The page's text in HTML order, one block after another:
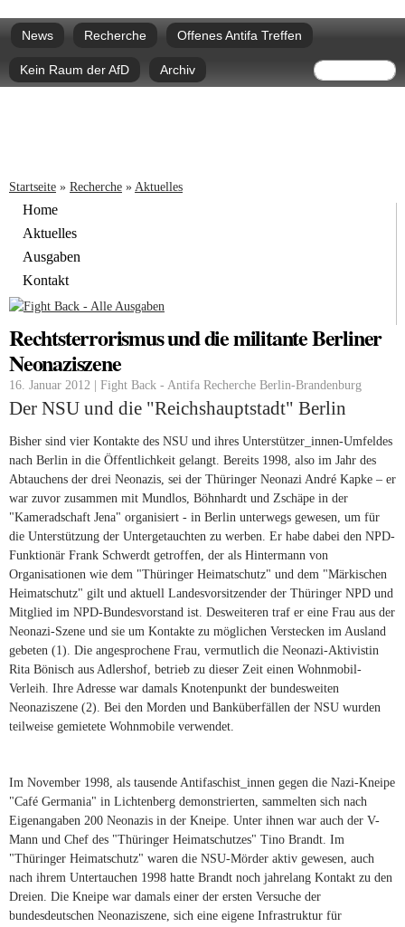
zum
Hauptmenü
News Recherche Offenes Antifa Treffen
Kein Raum der AfD Archiv Suche
Sie sind hier
Startseite » Recherche » Aktuelles
Home
Aktuelles
Ausgaben
Kontakt
Rechtsterrorismus und die militante Berliner
Neonaziszene
16. Januar 2012 | Fight Back - Antifa Recherche Berlin-Brandenburg
Der NSU und die "Reichshauptstadt" Berlin
Bisher sind vier Kontakte des NSU und ihres Unterstützer_innen-Umfeldes
nach Berlin in die Öffentlichkeit gelangt. Bereits 1998, also im Jahr des
Abtauchens der drei Neonazis, sei der Thüringer Neonazi André Kapke – er
war zuvor zusammen mit Mundlos, Böhnhardt und Zschäpe in der
"Kameradschaft Jena" organisiert - in Berlin unterwegs gewesen, um für
die Unterstützung der Untergetauchten zu werben. Er habe dabei den NPD-
Funktionär Frank Schwerdt getroffen, der als Hintermann von
Organisationen wie dem "Thüringer Heimatschutz" und dem "Märkischen
Heimatschutz" gilt und aktuell Landesvorsitzender der Thüringer NPD und
Mitglied im NPD-Bundesvorstand ist. Desweiteren traf er eine Frau aus der
Neonazi-Szene und sie um Kontakte zu möglichen Verstecken im Ausland
gebeten (1). Die angesprochene Frau, vermutlich die Neonazi-Aktivistin
Rita Bönisch aus Adlershof, betrieb zu dieser Zeit einen Wohnmobil-
Verleih. Ihre Adresse war damals Knotenpunkt der bundesweiten
Neonaziszene (2). Bei den Morden und Banküberfällen der NSU wurden
teilweise gemietete Wohnmobile verwendet.
Im November 1998, als tausende Antifaschist_innen gegen die Nazi-Kneipe
"Café Germania" in Lichtenberg demonstrierten, sammelten sich nach
Eigenangaben 200 Neonazis in der Kneipe. Unter ihnen war auch der V-
Mann und Chef des "Thüringer Heimatschutzes" Tino Brandt. Im
"Thüringer Heimatschutz" waren die NSU-Mörder aktiv gewesen, auch
nach ihrem Untertauchen 1998 hatte Brandt noch jahrelang Kontakt zu den
Dreien. Die Kneipe war damals einer der ersten Versuche der
bundesdeutschen Neonaziszene, sich eine eigene Infrastruktur für